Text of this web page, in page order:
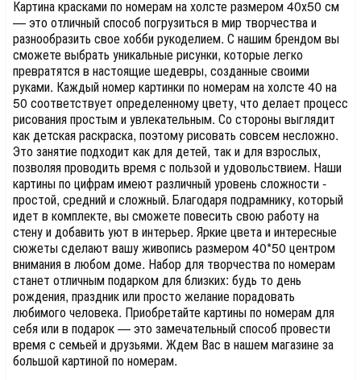
Картина красками по номерам на холсте размером 40х50 см
— это отличный способ погрузиться в мир творчества и
разнообразить свое хобби рукоделием. С нашим брендом вы
сможете выбрать уникальные рисунки, которые легко
превратятся в настоящие шедевры, созданные своими
руками. Каждый номер картинки по номерам на холсте 40 на
50 соответствует определенному цвету, что делает процесс
рисования простым и увлекательным. Со стороны выглядит
как детская раскраска, поэтому рисовать совсем несложно.
Это занятие подходит как для детей, так и для взрослых,
позволяя проводить время с пользой и удовольствием. Наши
картины по цифрам имеют различный уровень сложности -
простой, средний и сложный. Благодаря подрамнику, который
идет в комплекте, вы сможете повесить свою работу на
стену и добавить уют в интерьер. Яркие цвета и интересные
сюжеты сделают вашу живопись размером 40*50 центром
внимания в любом доме. Набор для творчества по номерам
станет отличным подарком для близких: будь то день
рождения, праздник или просто желание порадовать
любимого человека. Приобретайте картины по номерам для
себя или в подарок — это замечательный способ провести
время с семьей и друзьями. Ждем Вас в нашем магазине за
большой картиной по номерам.